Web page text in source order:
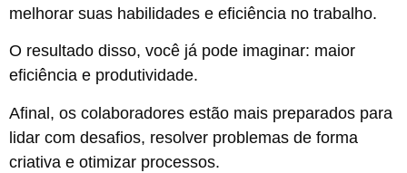
melhorar suas habilidades e eficiência no trabalho.
O resultado disso, você já pode imaginar: maior
eficiência e produtividade.
Afinal, os colaboradores estão mais preparados para
lidar com desafios, resolver problemas de forma
criativa e otimizar processos.